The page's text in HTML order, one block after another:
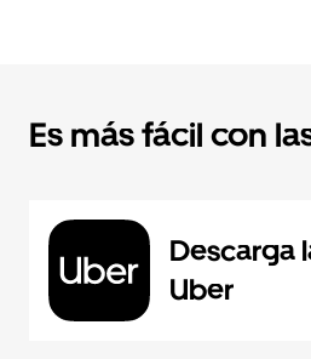
Es más fácil con
Descarga
Uber